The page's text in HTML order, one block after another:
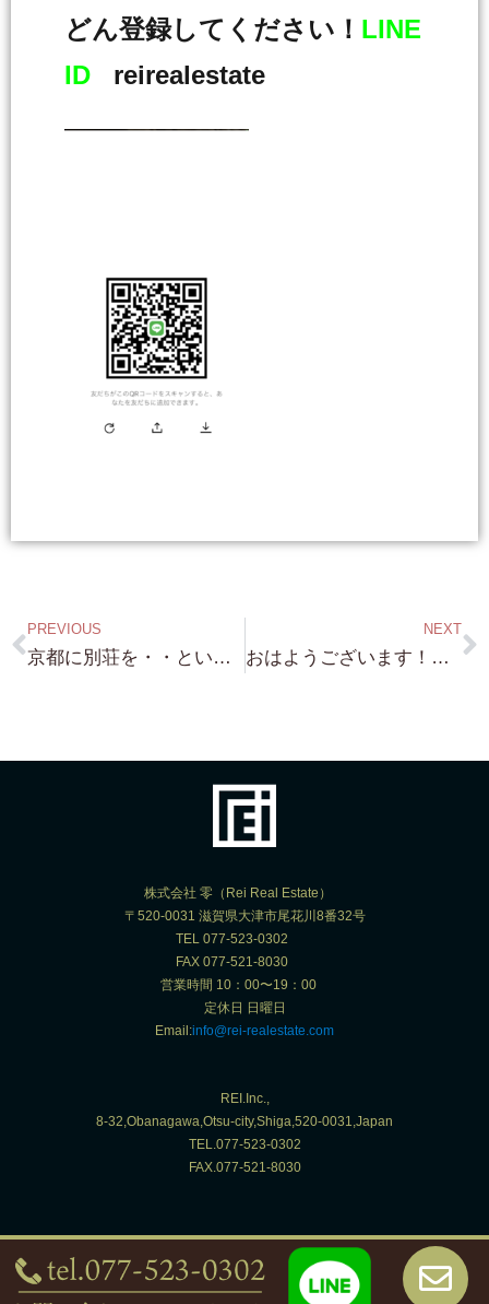
どん登録してください！ LINE
ID reirealestate
PREVIOUS
京都に別荘を・・という方へ お勧めの 八坂神社 隣接 老舗旅館跡地と祇園新橋 お茶屋さん跡地 二件とも 普通じゃ手に入りません！
NEXT
おはようございます！ 日々 LINE 登録 そして 琵琶湖浜付物件・琵琶湖桟橋付き物件 お問い合わせありがとうございます！・・日々 探索中です（笑）
株式会社 零（Rei Real Estate）
〒520-0031 滋賀県大津市尾花川8番32号
TEL 077-523-0302
FAX 077-521-8030
営業時間 10：00〜19：00
定休日 日曜日
Email:info@rei-realestate.com
REI.Inc.,
8-32,Obanagawa,Otsu-city,Shiga,520-0031,Japan
TEL.077-523-0302
FAX.077-521-8030